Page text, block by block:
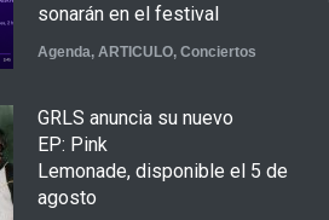
sonarán en el festival
Agenda, ARTICULO, Conciertos
GRLS anuncia su nuevo
EP: Pink
Lemonade, disponible el 5 de
agosto